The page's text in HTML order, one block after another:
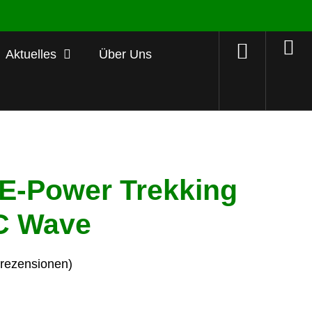
Aktuelles Über Uns
Power Trekking
Wave